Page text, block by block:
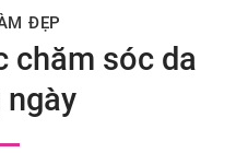
ĐẸP
chăm sóc da
ngày